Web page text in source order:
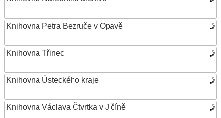
Knihovna Petra Bezruče v Opavě
Knihovna Třinec
Knihovna Ústeckého kraje
Knihovna Václava Čtvrtka v Jičíně